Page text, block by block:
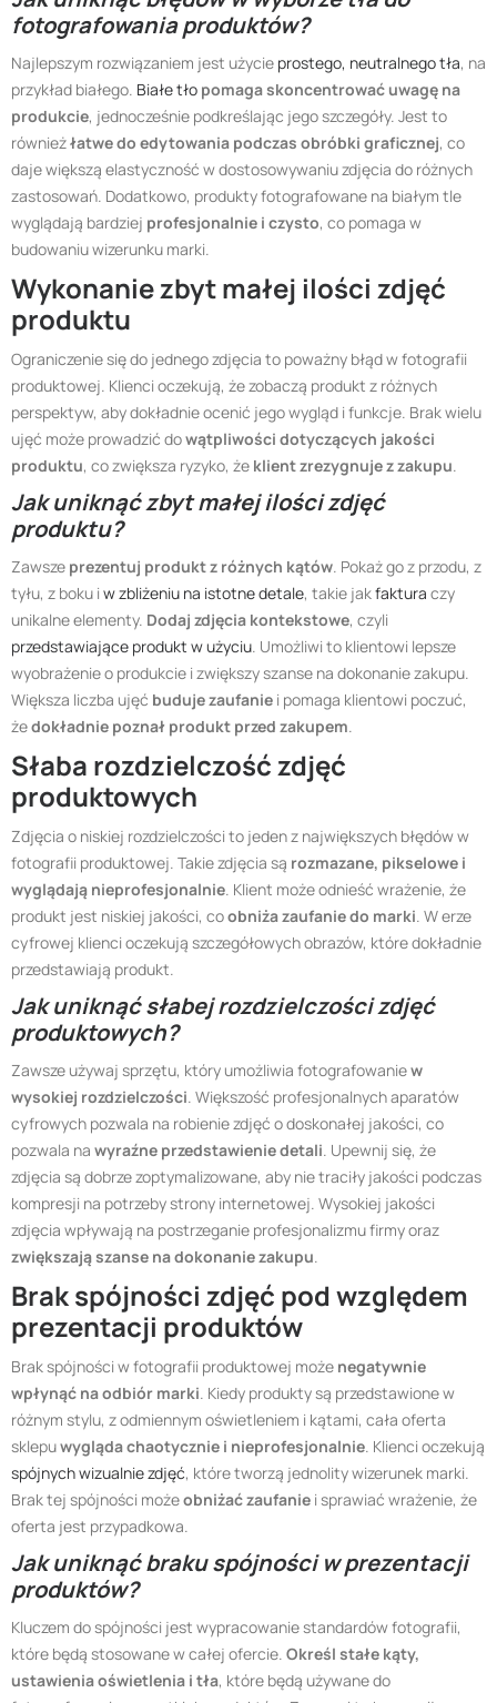
fotografowania produktów?
Najlepszym rozwiązaniem jest użycie prostego, neutralnego tła, na
przykład białego. Białe tło pomaga skoncentrować uwagę na
produkcie, jednocześnie podkreślając jego szczegóły. Jest to
równieżłatwe do edytowania podczas obróbki graficznej, co
daje większą elastyczność w dostosowywaniu zdjęcia do różnych
zastosowań. Dodatkowo, produkty fotografowane na białym tle
wyglądają bardziej profesjonalnie i czysto, co pomaga w
budowaniu wizerunku marki.
Wykonanie zbyt małej ilości zdjęć
produktu
Ograniczenie się do jednego zdjęcia to poważny błąd w fotografii
produktowej. Klienci oczekują, że zobaczą produkt z różnych
perspektyw, aby dokładnie ocenić jego wygląd i funkcje. Brak wielu
ujęć może prowadzić dowątpliwości dotyczących jakości
produktu, co zwiększa ryzyko, że klient zrezygnuje z zakupu.
Jak uniknąć zbyt małej ilości zdjęć
produktu?
Zawsze prezentuj produkt z różnych kątów. Pokaż go z przodu, z
tyłu, z boku i w zbliżeniu na istotne detale, takie jakfaktura czy
unikalne elementy. Dodaj zdjęcia kontekstowe, czyli
przedstawiające produkt w użyciu. Umożliwi to klientowi lepsze
wyobrażenie o produkcie i zwiększy szanse na dokonanie zakupu.
Większa liczba ujęć buduje zaufanie i pomaga klientowi poczuć,
żedokładnie poznał produkt przed zakupem.
Słaba rozdzielczość zdjęć
produktowych
Zdjęcia o niskiej rozdzielczości to jeden z największych błędów w
fotografii produktowej. Takie zdjęcia są rozmazane, pikselowe i
wyglądają nieprofesjonalnie. Klient może odnieść wrażenie, że
produkt jest niskiej jakości, coobniża zaufanie do marki. W erze
cyfrowej klienci oczekują szczegółowych obrazów, które dokładnie
przedstawiają produkt.
Jak uniknąć słabej rozdzielczości zdjęć
produktowych?
Zawsze używaj sprzętu, który umożliwia fotografowaniew
wysokiej rozdzielczości. Większość profesjonalnych aparatów
cyfrowych pozwala na robienie zdjęć o doskonałej jakości, co
pozwala na wyraźne przedstawienie detali. Upewnij się, że
zdjęcia są dobrze zoptymalizowane, aby nie traciły jakości podczas
kompresji na potrzeby strony internetowej. Wysokiej jakości
zdjęcia wpływają na postrzeganie profesjonalizmu firmy oraz
zwiększają szanse na dokonanie zakupu.
Brak spójności zdjęć pod względem
prezentacji produktów
Brak spójności w fotografii produktowej może negatywnie
wpłynąć na odbiór marki. Kiedy produkty są przedstawione w
różnym stylu, z odmiennym oświetleniem i kątami, cała oferta
sklepuwygląda chaotycznie i nieprofesjonalnie. Klienci oczekują
spójnych wizualnie zdjęć, które tworzą jednolity wizerunek marki.
Brak tej spójności możeobniżać zaufanie i sprawiać wrażenie, że
oferta jest przypadkowa.
Jak uniknąć braku spójności w prezentacji
produktów?
Kluczem do spójności jest wypracowanie standardów fotografii,
które będą stosowane w całej ofercie. Określ stałe kąty,
ustawienia oświetlenia i tła, które będą używane do